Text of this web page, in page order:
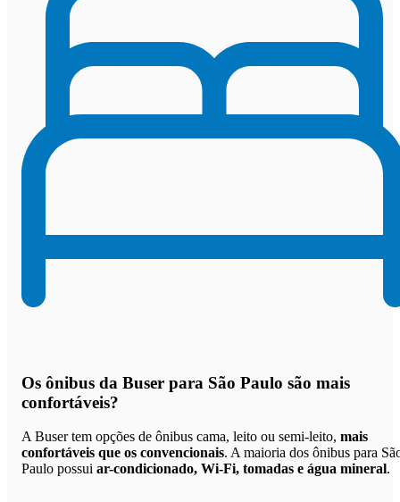
Os ônibus da Buser para São Paulo são mais
confortáveis?
A Buser tem opções de ônibus cama, leito ou semi-leito, mais
confortáveis que os convencionais. A maioria dos ônibus para
Paulo possui ar-condicionado, Wi-Fi, tomadas e água mineral.